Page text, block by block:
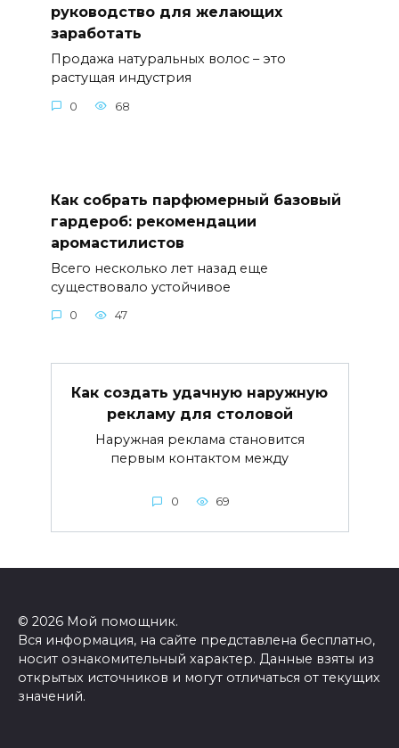
руководство для желающих
заработать
Продажа натуральных волос – это
растущая индустрия
0 68
Как собрать парфюмерный базовый
гардероб: рекомендации
аромастилистов
Всего несколько лет назад еще
существовало устойчивое
0 47
Как создать удачную наружную
рекламу для столовой
Наружная реклама становится
первым контактом между
0 69
© 2026 Мой помощник.
Вся информация, на сайте представлена бесплатно,
носит ознакомительный характер. Данные взяты из
открытых источников и могут отличаться от текущих
значений.